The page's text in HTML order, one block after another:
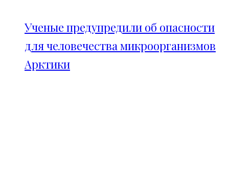
Ученые предупредили об опасности
для человечества микроорганизмов
Арктики